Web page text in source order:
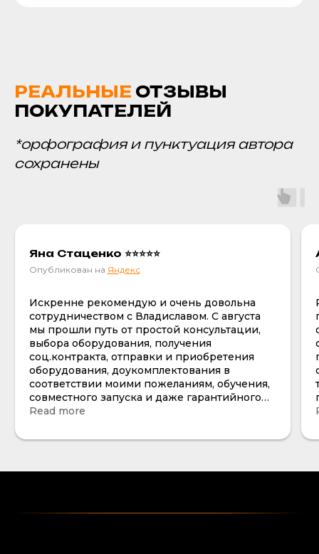
РЕАЛЬНЫЕ ОТЗЫВЫ
ПОКУПАТЕЛЕЙ
*орфография и пунктуация автора
сохранены
Яна Стаценко ⭐⭐⭐⭐⭐
Опубликован на Яндекс
Искренне рекомендую и очень довольна
сотрудничеством с Владиславом. С августа
мы прошли путь от простой консультации,
выбора оборудования, получения
соц.контракта, отправки и приобретения
оборудования, доукомплектования в
соответствии моими пожеланиям, обучения,
совместного запуска и даже гарантийного
случая , тк не сразу увидела трещину на
отработано четко и я смело рекомендую и
Read more